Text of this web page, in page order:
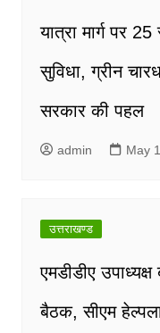
यात्रा मार्ग पर
सुविधा, ग्रीन
सरकार की पहल
admin May
उत्तराखण्ड
एमडीडीए उपाध्यक्ष
बैठक, सीएम